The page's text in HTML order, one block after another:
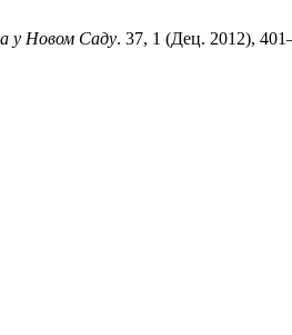
у Новом Саду. 37, 1 (Дец. 2012),